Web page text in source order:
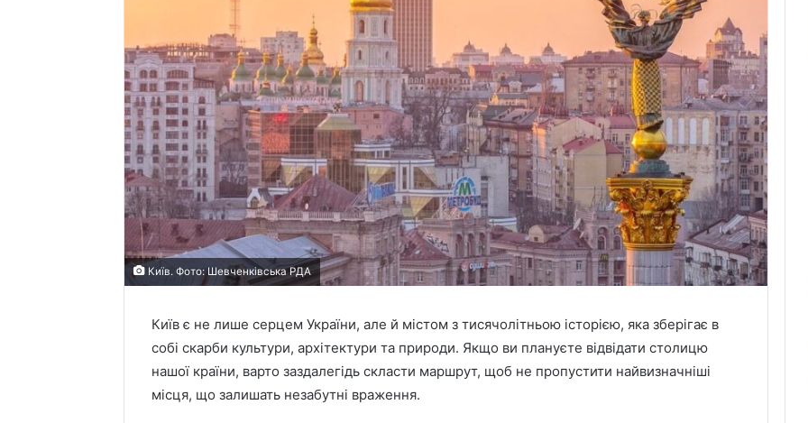
Київ. Фото: Шевченківська РДА
Київ є не лише серцем України, але й містом з тисячолітньою історією, яка зберігає в
собі скарби культури, архітектури та природи. Якщо ви плануєте відвідати столицю
нашої країни, варто заздалегідь скласти маршрут, щоб не пропустити найвизначніші
місця, що залишать незабутні враження.